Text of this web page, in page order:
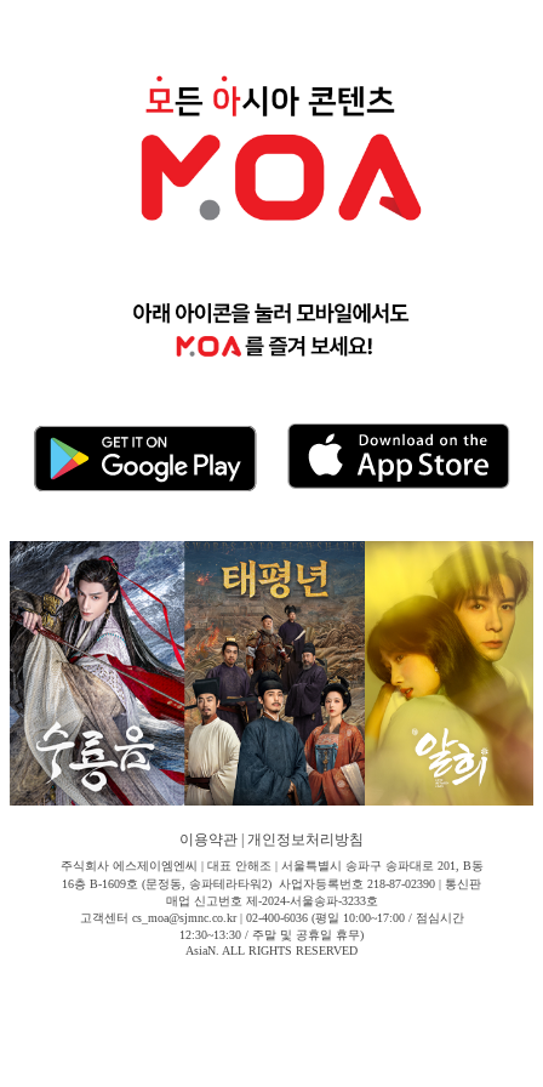
이용약관 개인정보처리방침
주식회사 에스제이엠엔씨 | 대표 안해조 | 서울특별시 송파구 송파대로 201, B동
16층 B-1609호 (문정동, 송파테라타워2) 사업자등록번호 218-87-02390 | 통신판
매업 신고번호 제-2024-서울송파-3233호
고객센터 cs_moa@sjmnc.co.kr | 02-400-6036 (평일 10:00~17:00 / 점심시간
12:30~13:30 / 주말 및 공휴일 휴무)
AsiaN. ALL RIGHTS RESERVED